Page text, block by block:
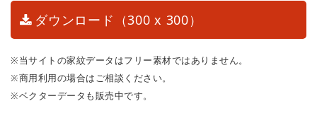
ダウンロード（300 x 300）
※当サイトの家紋データはフリー素材ではありません。
※商用利用の場合はご相談ください。
※ベクターデータも販売中です。